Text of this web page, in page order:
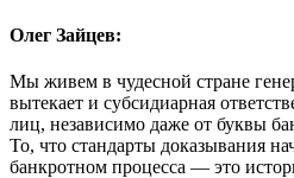
Олег Зайцев:
Мы живем в чудесной стране
вытекает и субсидиарная
лиц, независимо даже от буквы
То, что стандарты доказывания
банкротном процесса — это